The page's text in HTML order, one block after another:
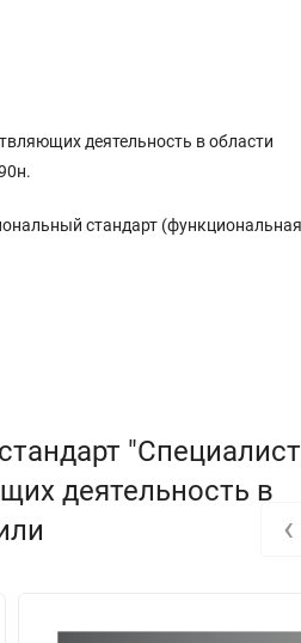
деятельность в области
стандарт
деятельность в
‹